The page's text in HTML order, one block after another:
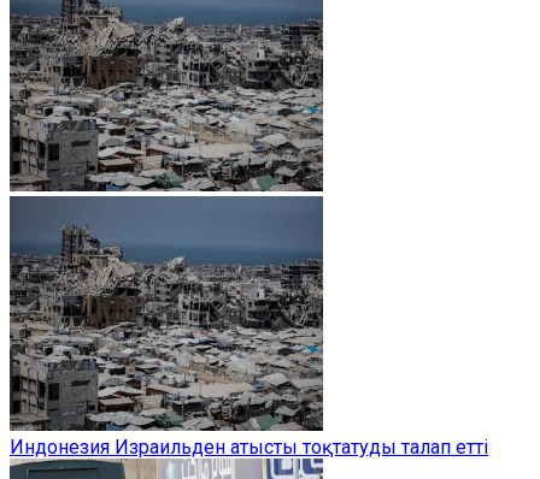
Индонезия Израильден атысты тоқтатуды талап етті